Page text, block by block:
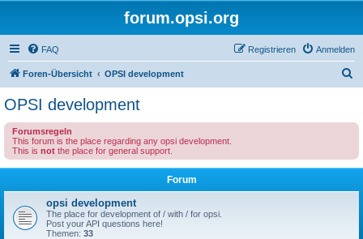
forum.opsi.org
FAQ Anmelden
Registrieren
Foren-Übersicht OPSI development
OPSI development
Forumsregeln
This forum is the place regarding any opsi development.
This is not the place for general support.
Forum
opsi development
The place for development of / with / for opsi.
Post your API questions here!
Themen: 33